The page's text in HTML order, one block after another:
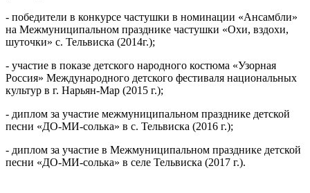
- победители в конкурсе частушки в номинации «Ансамбли»
на Межмуниципальном празднике частушки «Охи, вздохи,
шуточки» с. Тельвиска (2014г.);
- участие в показе детского народного костюма «Узорная
Россия» Международного детского фестиваля национальных
культур в г. Нарьян-Мар (2015 г.);
- диплом за участие межмуниципальном празднике детской
песни «ДО-МИ-солька» в с. Тельвиска (2016 г.);
- диплом за участие в Межмуниципальном празднике детской
песни «ДО-МИ-солька» в селе Тельвиска (2017 г.).